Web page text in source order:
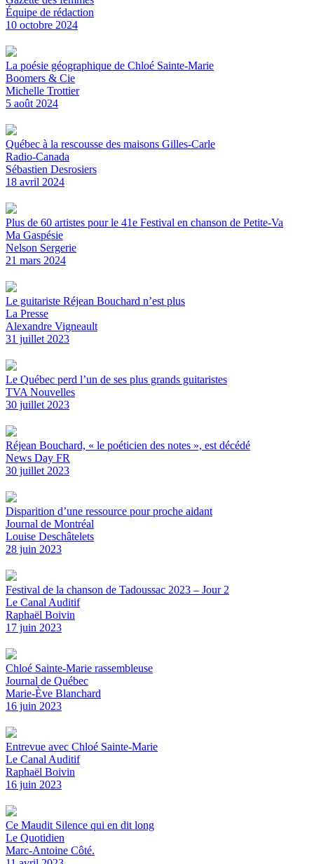
Équipe de rédaction
10 octobre 2024
La poésie géographique de Chloé Sainte-Marie
Boomers & Cie
Michelle Trottier
5 août 2024
Québec à la rescousse des maisons Gilles-Carle
Radio-Canada
Sébastien Desrosiers
18 avril 2024
Plus de 60 artistes pour le 41e Festival en chanson de Petite-Va
Ma Gaspésie
Nelson Sergerie
21 mars 2024
Le guitariste Réjean Bouchard n’est plus
La Presse
Alexandre Vigneault
31 juillet 2023
Le Québec perd l’un de ses plus grands guitaristes
TVA Nouvelles
30 juillet 2023
Réjean Bouchard, « le poéticien des notes », est décédé
News Day FR
30 juillet 2023
Disparition d’une ressource pour proche aidant
Journal de Montréal
Louise Deschâtelets
28 juin 2023
Festival de la chanson de Tadoussac 2023 – Jour 2
Le Canal Auditif
Raphaël Boivin
17 juin 2023
Chloé Sainte-Marie rassembleuse
Journal de Québec
Marie-Ève Blanchard
16 juin 2023
Entrevue avec Chloé Sainte-Marie
Le Canal Auditif
Raphaël Boivin
16 juin 2023
Ce Maudit Silence qui en dit long
Le Quotidien
Marc-Antoine Côté.